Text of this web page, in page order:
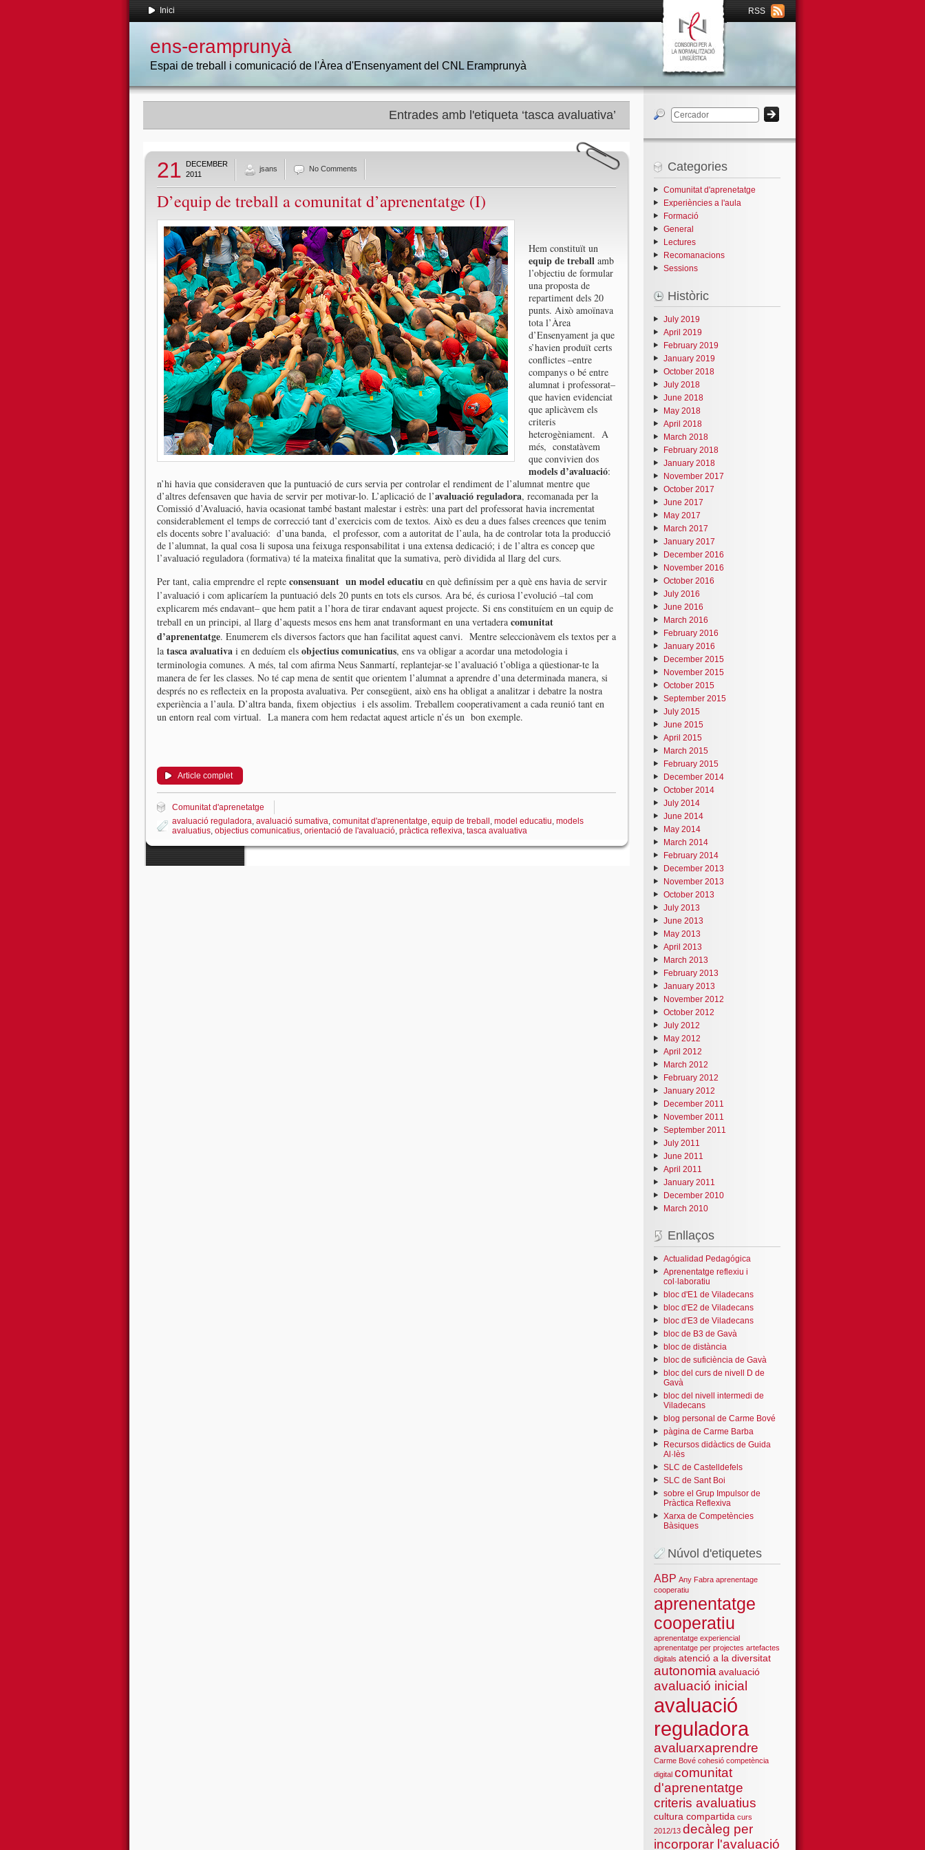
RSS
Inici
ens-eramprunyà
Espai de treball i comunicació de l'Àrea d'Ensenyament del CNL Eramprunyà
Entrades amb l'etiqueta ‘tasca avaluativa’
21
DECEMBER
2011
jsans No Comments
D’equip de treball a comunitat d’aprenentatge (I)
Hem constituït un
equip de treball amb
l’objectiu de formular
una proposta de
repartiment dels 20
punts. Això amoïnava
tota l’Àrea
d’Ensenyament ja que
s’havien produït certs
conflictes –entre
companys o bé entre
alumnat i professorat–
que havien evidenciat
que aplicàvem els
criteris
heterogèniament. A
més, constatàvem
que convivien dos
models d’avaluació:
n’hi havia que consideraven que la puntuació de curs servia per controlar el rendiment de l’alumnat mentre que
d’altres defensaven que havia de servir per motivar-lo. L’aplicació de l’avaluació reguladora, recomanada per la
Comissió d’Avaluació, havia ocasionat també bastant malestar i estrès: una part del professorat havia incrementat
considerablement el temps de correcció tant d’exercicis com de textos. Això es deu a dues falses creences que tenim
els docents sobre l’avaluació: d’una banda, el professor, com a autoritat de l’aula, ha de controlar tota la producció
de l’alumnat, la qual cosa li suposa una feixuga responsabilitat i una extensa dedicació; i de l’altra es concep que
l’avaluació reguladora (formativa) té la mateixa finalitat que la sumativa, però dividida al llarg del curs.
Per tant, calia emprendre el repte consensuant un model educatiu en què definíssim per a què ens havia de servir
l’avaluació i com aplicaríem la puntuació dels 20 punts en tots els cursos. Ara bé, és curiosa l’evolució –tal com
explicarem més endavant– que hem patit a l’hora de tirar endavant aquest projecte. Si ens constituíem en un equip de
treball en un principi, al llarg d’aquests mesos ens hem anat transformant en una vertadera comunitat
d’aprenentatge. Enumerem els diversos factors que han facilitat aquest canvi. Mentre seleccionàvem els textos per a
la tasca avaluativa i en deduíem els objectius comunicatius, ens va obligar a acordar una metodologia i
terminologia comunes. A més, tal com afirma Neus Sanmartí, replantejar-se l’avaluació t’obliga a qüestionar-te la
manera de fer les classes. No té cap mena de sentit que orientem l’alumnat a aprendre d’una determinada manera, si
després no es reflecteix en la proposta avaluativa. Per consegüent, això ens ha obligat a analitzar i debatre la nostra
experiència a l’aula. D’altra banda, fixem objectius i els assolim. Treballem cooperativament a cada reunió tant en
un entorn real com virtual. La manera com hem redactat aquest article n’és un bon exemple.
Article complet
Comunitat d'aprenetatge
avaluació reguladora, avaluació sumativa, comunitat d'aprenentatge, equip de treball , model educatiu, models
avaluatius, objectius comunicatius, orientació de l'avaluació, pràctica reflexiva, tasca avaluativa
Categories
Comunitat d'aprenetatge
Experiències a l'aula
Formació
General
Lectures
Recomanacions
Sessions
Històric
July 2019
April 2019
February 2019
January 2019
October 2018
July 2018
June 2018
May 2018
April 2018
March 2018
February 2018
January 2018
November 2017
October 2017
June 2017
May 2017
March 2017
January 2017
December 2016
November 2016
October 2016
July 2016
June 2016
March 2016
February 2016
January 2016
December 2015
November 2015
October 2015
September 2015
July 2015
June 2015
April 2015
March 2015
February 2015
December 2014
October 2014
July 2014
June 2014
May 2014
March 2014
February 2014
December 2013
November 2013
October 2013
July 2013
June 2013
May 2013
April 2013
March 2013
February 2013
January 2013
November 2012
October 2012
July 2012
May 2012
April 2012
March 2012
February 2012
January 2012
December 2011
November 2011
September 2011
July 2011
June 2011
April 2011
January 2011
December 2010
March 2010
Enllaços
Actualidad Pedagógica
Aprenentatge reflexiu i
col·laboratiu
bloc d'E1 de Viladecans
bloc d'E2 de Viladecans
bloc d'E3 de Viladecans
bloc de B3 de Gavà
bloc de distància
bloc de suficiència de Gavà
bloc del curs de nivell D de
Gavà
bloc del nivell intermedi de
Viladecans
blog personal de Carme Bové
pàgina de Carme Barba
Recursos didàctics de Guida
Al·lès
SLC de Castelldefels
SLC de Sant Boi
sobre el Grup Impulsor de
Pràctica Reflexiva
Xarxa de Competències
Bàsiques
Núvol d'etiquetes
ABP Any Fabra aprenentage
cooperatiu
aprenentatge
cooperatiu
aprenentatge experiencial
aprenentatge per projectes artefactes
digitals atenció a la diversitat
autonomia avaluació
avaluació inicial
avaluació
reguladora
avaluarxaprendre
Carme Bové cohesió competència
digital comunitat
d'aprenentatge
criteris avaluatius
cultura compartida curs
2012/13 decàleg per
incorporar l'avaluació